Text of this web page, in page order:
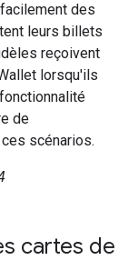
des
leurs billets
reçoivent
lorsqu'ils
de
scénarios.
cartes de